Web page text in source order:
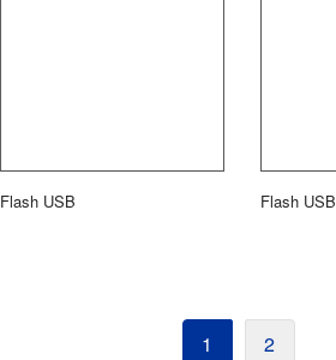
Flash USB Flash USB
1 2